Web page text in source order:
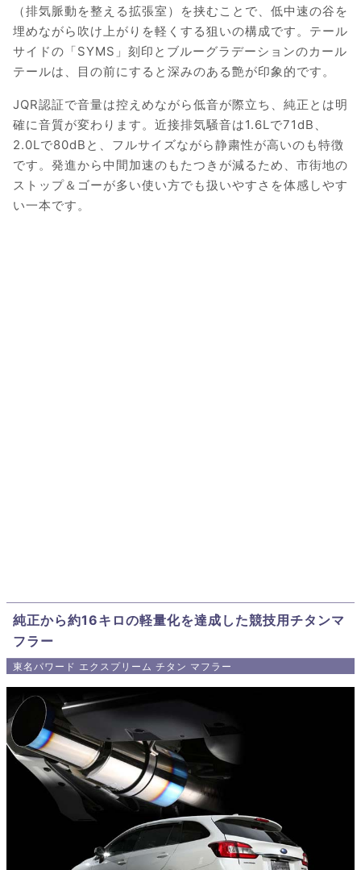
（排気脈動を整える拡張室）を挟むことで、低中速の谷を
埋めながら吹け上がりを軽くする狙いの構成です。テール
サイドの「SYMS」刻印とブルーグラデーションのカール
テールは、目の前にすると深みのある艶が印象的です。
JQR認証で音量は控えめながら低音が際立ち、純正とは明
確に音質が変わります。近接排気騒音は1.6Lで71dB、
2.0Lで80dBと、フルサイズながら静粛性が高いのも特徴
です。発進から中間加速のもたつきが減るため、市街地の
ストップ＆ゴーが多い使い方でも扱いやすさを体感しやす
い一本です。
純正から約16キロの軽量化を達成した競技用チタンマ
フラー
東名パワード エクスプリーム チタン マフラー